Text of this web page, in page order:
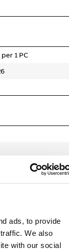
ads, to provide
We also
with our social
1 PC